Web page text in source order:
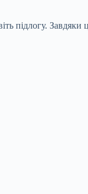
підлогу.